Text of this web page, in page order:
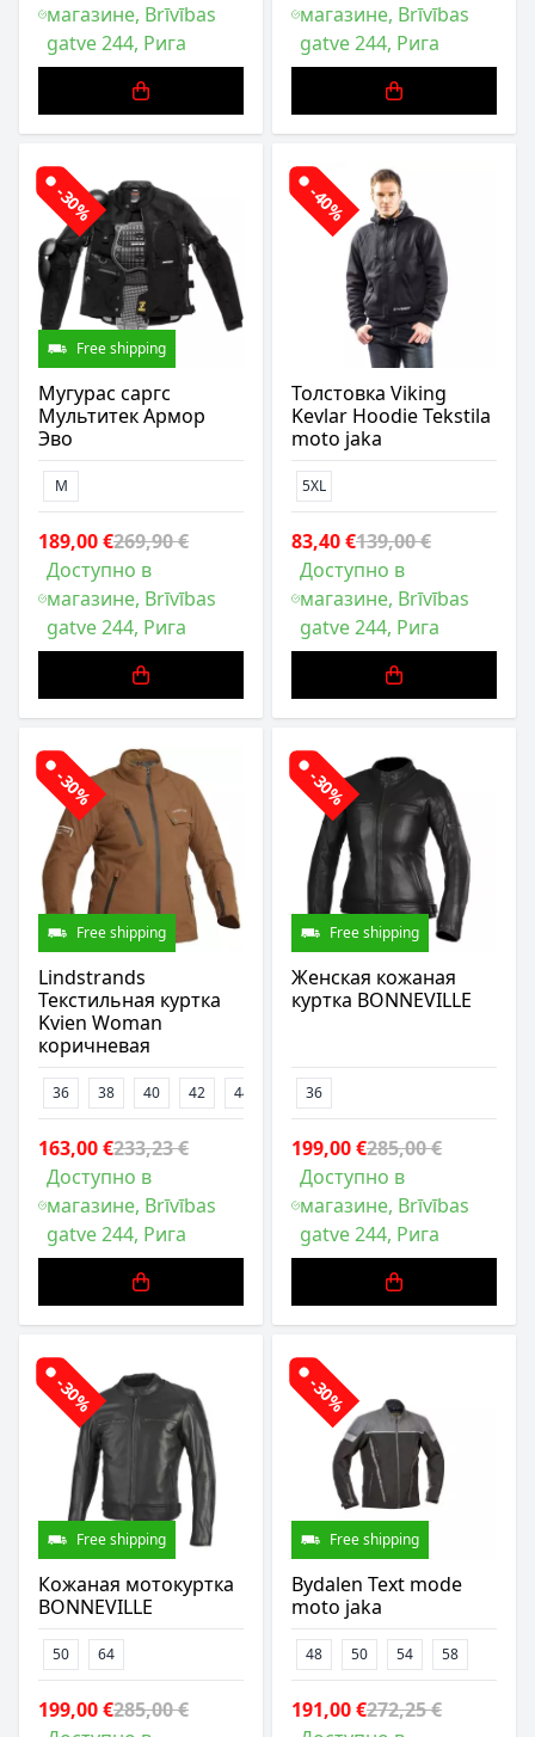
магазине, Brīvības
gatve 244, Рига
магазине, Brīvības
gatve 244, Рига
-30%
Free shipping
Мугурас саргс
Мультитек Армор
Эво
M
189,00 €269,90 €
Доступно в
магазине, Brīvības
gatve 244, Рига
-40%
Толстовка Viking
Kevlar Hoodie Tekstila
moto jaka
5XL
83,40 €139,00 €
Доступно в
магазине, Brīvības
gatve 244, Рига
-30%
Free shipping
Lindstrands
Текстильная куртка
Kvien Woman
коричневая
36 38 40 42 44
163,00 €233,23 €
Доступно в
магазине, Brīvības
gatve 244, Рига
-30%
Free shipping
Женская кожаная
куртка BONNEVILLE
36
199,00 €285,00 €
Доступно в
магазине, Brīvības
gatve 244, Рига
-30%
Free shipping
Кожаная мотокуртка
BONNEVILLE
50 64
199,00 €285,00 €
-30%
Free shipping
Bydalen Text mode
moto jaka
48 50 54 58
191,00 €272,25 €